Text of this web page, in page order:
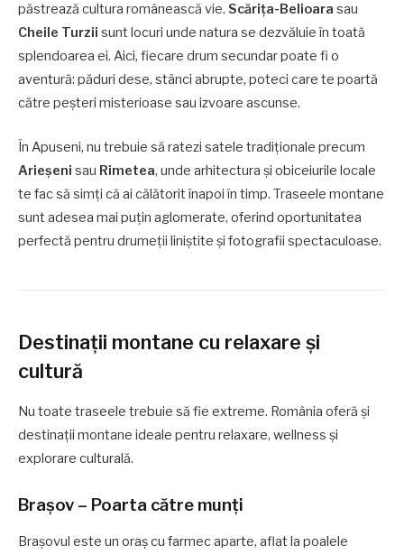
păstrează cultura românească vie. Scărița-Belioara sau
Cheile Turzii sunt locuri unde natura se dezvăluie în toată
splendoarea ei. Aici, fiecare drum secundar poate fi o
aventură: păduri dese, stânci abrupte, poteci care te poartă
către peșteri misterioase sau izvoare ascunse.
În Apuseni, nu trebuie să ratezi satele tradiționale precum
Arieșeni sau Rimetea, unde arhitectura și obiceiurile locale
te fac să simți că ai călătorit înapoi în timp. Traseele montane
sunt adesea mai puțin aglomerate, oferind oportunitatea
perfectă pentru drumeții liniștite și fotografii spectaculoase.
Destinații montane cu relaxare și
cultură
Nu toate traseele trebuie să fie extreme. România oferă și
destinații montane ideale pentru relaxare, wellness și
explorare culturală.
Brașov – Poarta către munți
Brașovul este un oraș cu farmec aparte, aflat la poalele